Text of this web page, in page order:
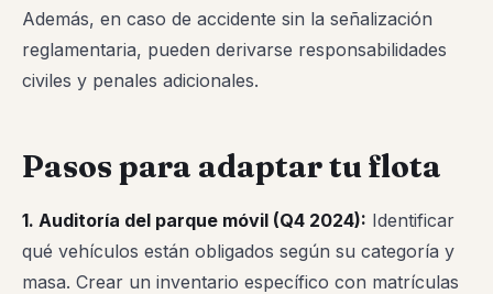
Además, en caso de accidente sin la señalización
reglamentaria, pueden derivarse responsabilidades
civiles y penales adicionales.
Pasos para adaptar tu flota
1. Auditoría del parque móvil (Q4 2024): Identificar
qué vehículos están obligados según su categoría y
masa. Crear un inventario específico con matrículas